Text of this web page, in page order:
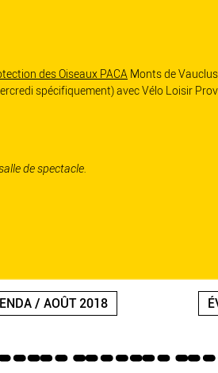
des Oiseaux PACA Monts de
spécifiquement) avec Vélo Loisir
de spectacle.
/ AOÛT 2018